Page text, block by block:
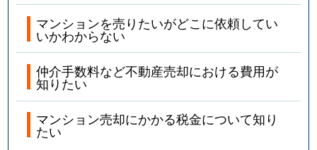
マンションを売りたいがどこに依頼してい
いかわからない
仲介手数料など不動産売却における費用が
知りたい
マンション売却にかかる税金について知り
たい